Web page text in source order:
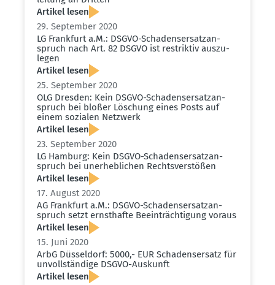
Artikel lesen
29. September 2020
LG Frankfurt a.M.: DSGVO-Schadens­er­satz­an­
spruch nach Art. 82 DSGVO ist restriktiv auszu­
legen
Artikel lesen
25. September 2020
OLG Dresden: Kein DSGVO-Schadens­er­satz­an­
spruch bei bloßer Löschung eines Posts auf
einem sozialen Netzwerk
Artikel lesen
23. September 2020
LG Hamburg: Kein DSGVO-Schadens­er­satz­an­
spruch bei unerheb­lichen Rechts­ver­stößen
Artikel lesen
17. August 2020
AG Frankfurt a.M.: DSGVO-Schadens­er­satz­an­
spruch setzt ernst­hafte Beein­träch­tigung voraus
Artikel lesen
15. Juni 2020
ArbG Düsseldorf: 5000,- EUR Schadens­ersatz für
unvoll­ständige DSGVO-Auskunft
Artikel lesen